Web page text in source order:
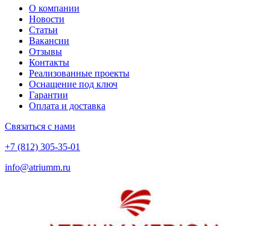
О компании
Новости
Статьи
Вакансии
Отзывы
Контакты
Реализованные проекты
Оснащение под ключ
Гарантии
Оплата и доставка
Связаться с нами
+7 (812) 305-35-01
info@atriumm.ru